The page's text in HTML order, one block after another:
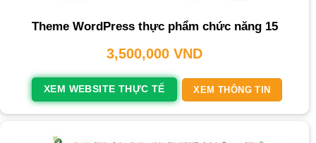
Theme WordPress thực phẩm chức năng 15
3,500,000 VND
XEM WEBSITE THỰC TẾ XEM THÔNG TIN